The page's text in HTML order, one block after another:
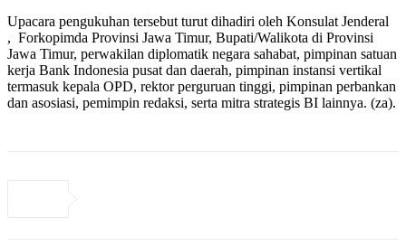
Upacara pengukuhan tersebut turut dihadiri oleh Konsulat Jenderal
, Forkopimda Provinsi Jawa Timur, Bupati/Walikota di Provinsi
Jawa Timur, perwakilan diplomatik negara sahabat, pimpinan satuan
kerja Bank Indonesia pusat dan daerah, pimpinan instansi vertikal
termasuk kepala OPD, rektor perguruan tinggi, pimpinan perbankan
dan asosiasi, pemimpin redaksi, serta mitra strategis BI lainnya. (za).